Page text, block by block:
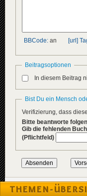
BBCode: an [url]
Beitragsoptionen
In diesem Beitrag
Bist Du ein Mensch
Verifizierung, dass
Bitte beantworte
Gib die fehlenden
(Pflichtfeld)
THEMEN-